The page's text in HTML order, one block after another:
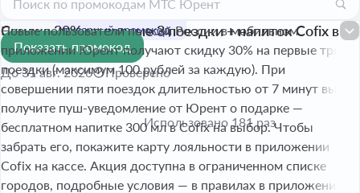
-30%
Скидка 30% на первые 3 поездки + напиток Cofix в
подарок за 5 поездок
До 31 авг. 2026 Проверено
Новые пользователи по всей России в мобильном
приложении Юрент получают скидку 30% на первые три
поездки (максимум 100 рублей за каждую). При
совершении пяти поездок длительностью от 7 минут вы
получите пуш-уведомление от Юрент о подарке —
бесплатном напитке 300 мл в Cofix на выбор. Чтобы
забрать его, покажите карту лояльности в приложении
Cofix на кассе. Акция доступна в ограниченном списке
городов, подробные условия — в правилах в приложении
Показать промокод
Использовано 181 раз